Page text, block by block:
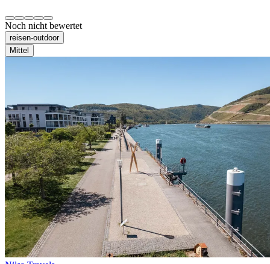
Noch nicht bewertet
reisen-outdoor
Mittel